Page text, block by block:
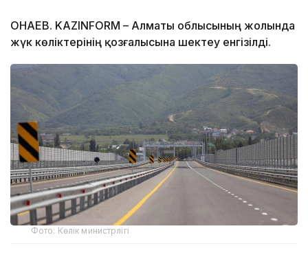
ҚОНАЕВ. KAZINFORM – Алматы облысының жолында
жүк көліктерінің қозғалысына шектеу енгізілді.
Фото: Көлік министрлігі